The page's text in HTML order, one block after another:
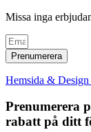
Missa inga
Prenumerera
Hemsida &
Prenumerera
rabatt på ditt